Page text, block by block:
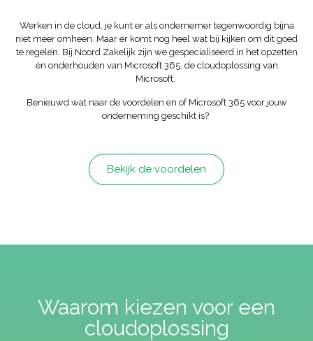
Werken in de cloud, je kunt er als ondernemer tegenwoordig bijna
niet meer omheen. Maar er komt nog heel wat bij kijken om dit goed
te regelen. Bij Noord Zakelijk zijn we gespecialiseerd in het opzetten
én onderhouden van Microsoft 365, de cloudoplossing van
Microsoft.
Benieuwd wat naar de voordelen en of Microsoft 365 voor jouw
onderneming geschikt is?
Bekijk de voordelen
Waarom kiezen voor een
cloudoplossing